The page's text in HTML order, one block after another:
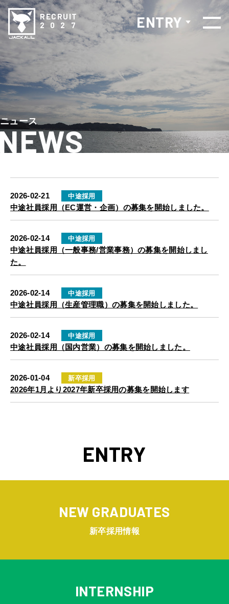
RECRUIT
2 0 2 7
ENTRY
COMPANY
JACKALL THE NUMBERS
WORKS
PEOPLE
JACKALL THE KEYWORDS
JACKALL THE MEMBERS
NEWS
ニュース
2026-02-21 中途採用
中途社員採用（EC運営・企画）の募集を開始しました。
2026-02-14 中途採用
中途社員採用（一般事務/営業事務）の募集を開始しまし
た。
2026-02-14 中途採用
中途社員採用（生産管理職）の募集を開始しました。
2026-02-14 中途採用
中途社員採用（国内営業）の募集を開始しました。
2026-01-04 新卒採用
2026年1月より2027年新卒採用の募集を開始します
ENTRY
NEW GRADUATES
新卒採用情報
INTERNSHIP